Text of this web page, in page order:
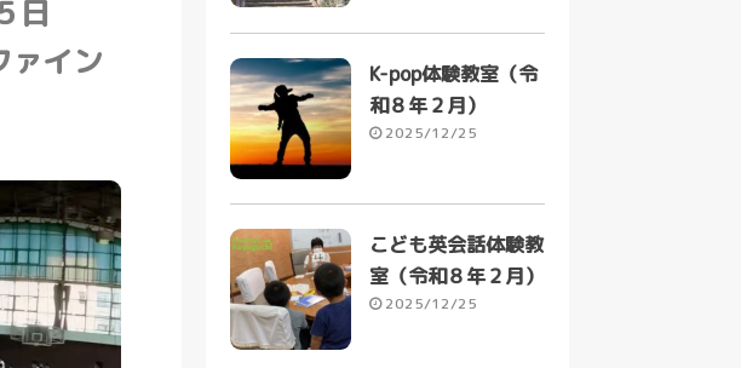
日
ァイン
K-pop体験教室（令
和８年２月）
2025/12/25
こども英会話体験教
室（令和８年２月）
2025/12/25